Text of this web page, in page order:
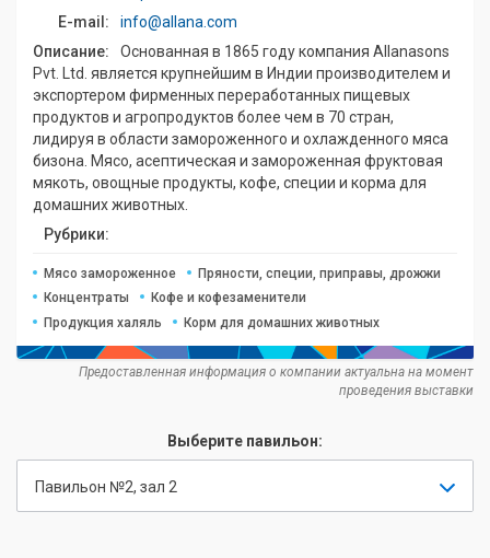
E-mail:
info@allana.com
Описание:
Основанная в 1865 году компания Allanasons
Pvt. Ltd. является крупнейшим в Индии производителем и
экспортером фирменных переработанных пищевых
продуктов и агропродуктов более чем в 70 стран,
лидируя в области замороженного и охлажденного мяса
бизона. Мясо, асептическая и замороженная фруктовая
мякоть, овощные продукты, кофе, специи и корма для
домашних животных.
Рубрики:
Мясо замороженное
Пряности, специи, приправы, дрожжи
Концентраты
Кофе и кофезаменители
Продукция халяль
Корм для домашних животных
Предоставленная информация о компании актуальна на момент
проведения выставки
Выберите павильон:
Павильон №2, зал 2